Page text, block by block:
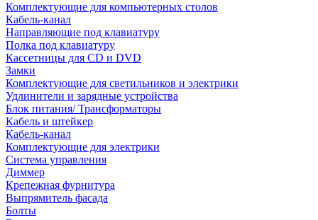
Комплектующие для компьютерных столов
Кабель-канал
Направляющие под клавиатуру
Полка под клавиатуру
Кассетницы для CD и DVD
Замки
Комплектующие для светильников и электрики
Удлинители и зарядные устройства
Блок питания/ Трансформаторы
Кабель и штейкер
Кабель-канал
Комплектующие для электрики
Система управления
Диммер
Крепежная фурнитура
Выпрямитель фасада
Болты